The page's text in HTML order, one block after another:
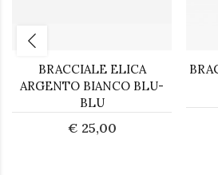
BRACCIALE ELICA
ARGENTO BIANCO BLU-
BLU
€ 25,00